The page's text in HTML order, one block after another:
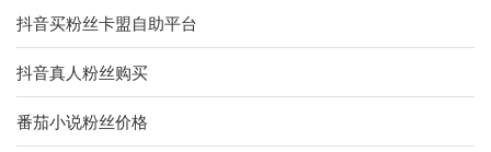
抖音买粉丝卡盟自助平台
抖音真人粉丝购买
番茄小说粉丝价格